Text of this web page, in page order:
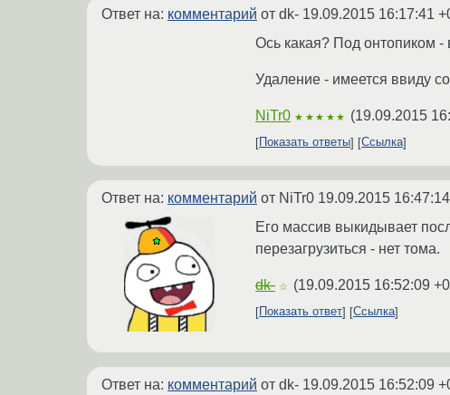
Ответ на: комментарий от dk- 19.09.2015 16:17:41
Ось какая? Под онтопиком -
Удаление - имеется ввиду
NiTr0 ★★★★★ (19.09.2015
Показать ответы Ссылка
Ответ на: комментарий от NiTr0 19.09.2015
Его массив выкидывает
перезагрузиться - нет тома.
dk- ☆ (19.09.2015 16:52:09
Показать ответ
Ссылка
Ответ на: комментарий от dk- 19.09.2015 16:52:09